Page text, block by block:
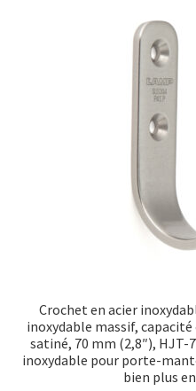
Crochet en acier
inoxydable massif, capacité
satiné, 70 mm (2,8″), HJT-
inoxydable pour porte-
bien plus